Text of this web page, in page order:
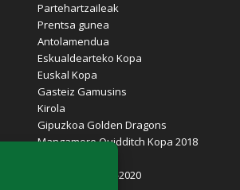
Partehartzaileak
Prentsa gunea
Antolamendua
Eskualdearteko Kopa
Euskal Kopa
Gasteiz Gamusins
Kirola
Gipuzkoa Golden Dragons
Mangamore Quidditch Kopa 2018
Euskal Liga 2019-2020